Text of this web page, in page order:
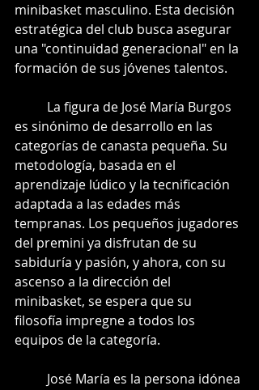
minibasket masculino. Esta decisión
estratégica del club busca asegurar
una "continuidad generacional" en la
formación de sus jóvenes talentos.
es sinónimo de desarrollo en las
categorías de canasta pequeña. Su
metodología, basada en el
aprendizaje lúdico y la tecnificación
adaptada a las edades más
tempranas. Los pequeños jugadores
del premini ya disfrutan de su
sabiduría y pasión, y ahora, con su
ascenso a la dirección del
minibasket, se espera que su
filosofía impregne a todos los
equipos de la categoría.